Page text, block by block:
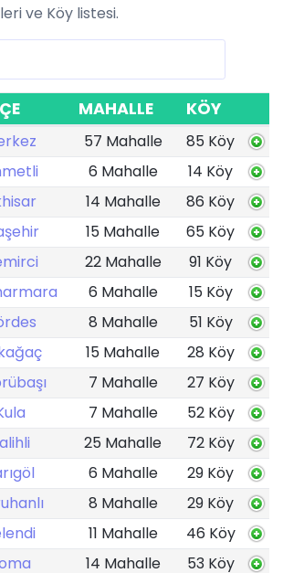
ve Köy listesi.
MAHALLE KÖY
57 Mahalle
85 Köy
6 Mahalle
14 Köy
14 Mahalle
86 Köy
15 Mahalle
65 Köy
22 Mahalle
91 Köy
6 Mahalle
15 Köy
8 Mahalle
51 Köy
15 Mahalle
28 Köy
7 Mahalle
27 Köy
7 Mahalle
52 Köy
25 Mahalle
72 Köy
6 Mahalle
29 Köy
8 Mahalle
29 Köy
11 Mahalle
46 Köy
14 Mahalle
53 Köy